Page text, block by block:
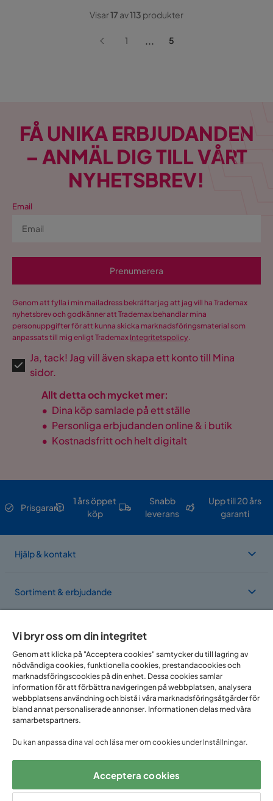
Visar17 av113 produkter
1 ... 5
FÅ UNIKA ERBJUDANDEN
– ANMÄL DIG TILL VÅRT
NYHETSBREV!
Email
Prenumerera
Genom att fylla i min mailadress bekräftar jag att jag vill ha Trademax
nyhetsbrev och godkänner att Trademax behandlar mina
personuppgifter för att kunna skicka marknadsföringsmaterial som
anpassats till mig enligt Trademax Integritetspolicy.
Ja, tack! Jag vill även skapa ett konto till Mina
sidor.
Allt detta och mycket mer:
• Dina köp samlade på ett ställe
• Personliga erbjudanden online & i butik
• Kostnadsfritt och helt digitalt
Prisgaranti
1 års öppet
köp
Snabb
leverans
Upp till 20 års
garanti
Hjälp & kontakt
Sortiment & erbjudande
Vi finns i flera länder
Följ oss på:
Vi bryr oss om din integritet
Genom att klicka på "Acceptera cookies" samtycker du till lagring av
nödvändiga cookies, funktionella cookies, prestandacookies och
marknadsföringscookies på din enhet. Dessa cookies samlar
information för att förbättra navigeringen på webbplatsen, analysera
webbplatsens användning och bistå i våra marknadsföringsåtgärder för
bland annat personaliserade annonser. Informationen delas med våra
samarbetspartners.
Du kan anpassa dina val och läsa mer om cookies under Inställningar.
Acceptera cookies